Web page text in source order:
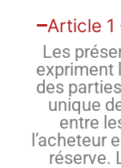
Article 1
Les
expriment
des
unique
entre
l’acheteur
réserve.